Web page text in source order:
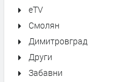
eTV
Смолян
Димитровград
Други
Забавни